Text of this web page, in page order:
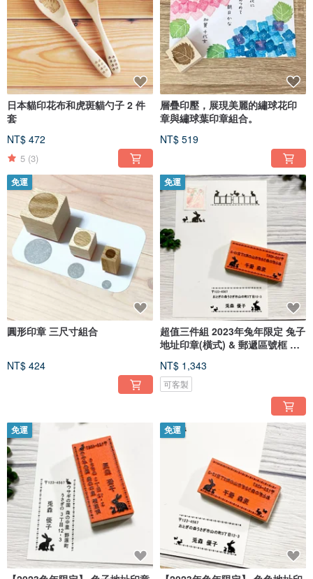
日本貓印花布和虎斑貓勺子 2 件
套
NT$ 472
5 (3)
層疊印壓，展現美麗的繡球花印
章與繡球葉印章組合。
NT$ 519
免運
圓形印章 三尺寸組合
NT$ 424
免運
超值三件組 2023年兔年限定 兔子
地址印章(橫式) & 郵遞區號框 &
NT$ 1,343
可客製
免運 免運